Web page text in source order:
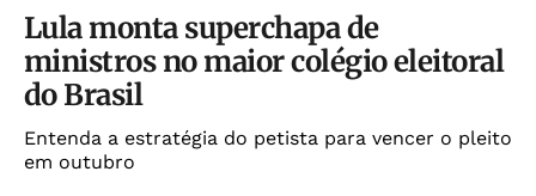
Lula monta superchapa de
ministros no maior colégio eleitoral
do Brasil
Entenda a estratégia do petista para vencer o pleito
em outubro